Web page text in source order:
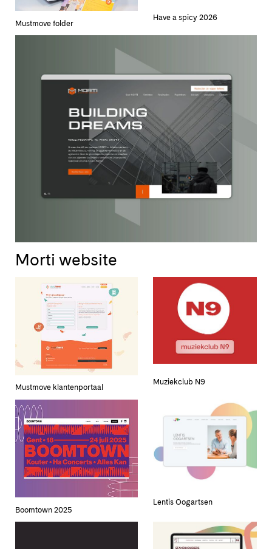
Mustmove folder
Have a spicy 2026
Morti website
Mustmove klantenportaal
Muziekclub N9
Boomtown 2025
Lentis Oogartsen